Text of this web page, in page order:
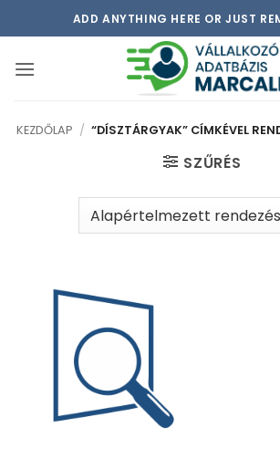
to
ADD ANYTHING HERE OR JUST
KEZDŐLAP / “DÍSZTÁRGYAK” CÍMKÉVEL
SZŰRÉS